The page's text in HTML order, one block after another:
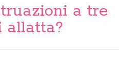
a tre
allatta?